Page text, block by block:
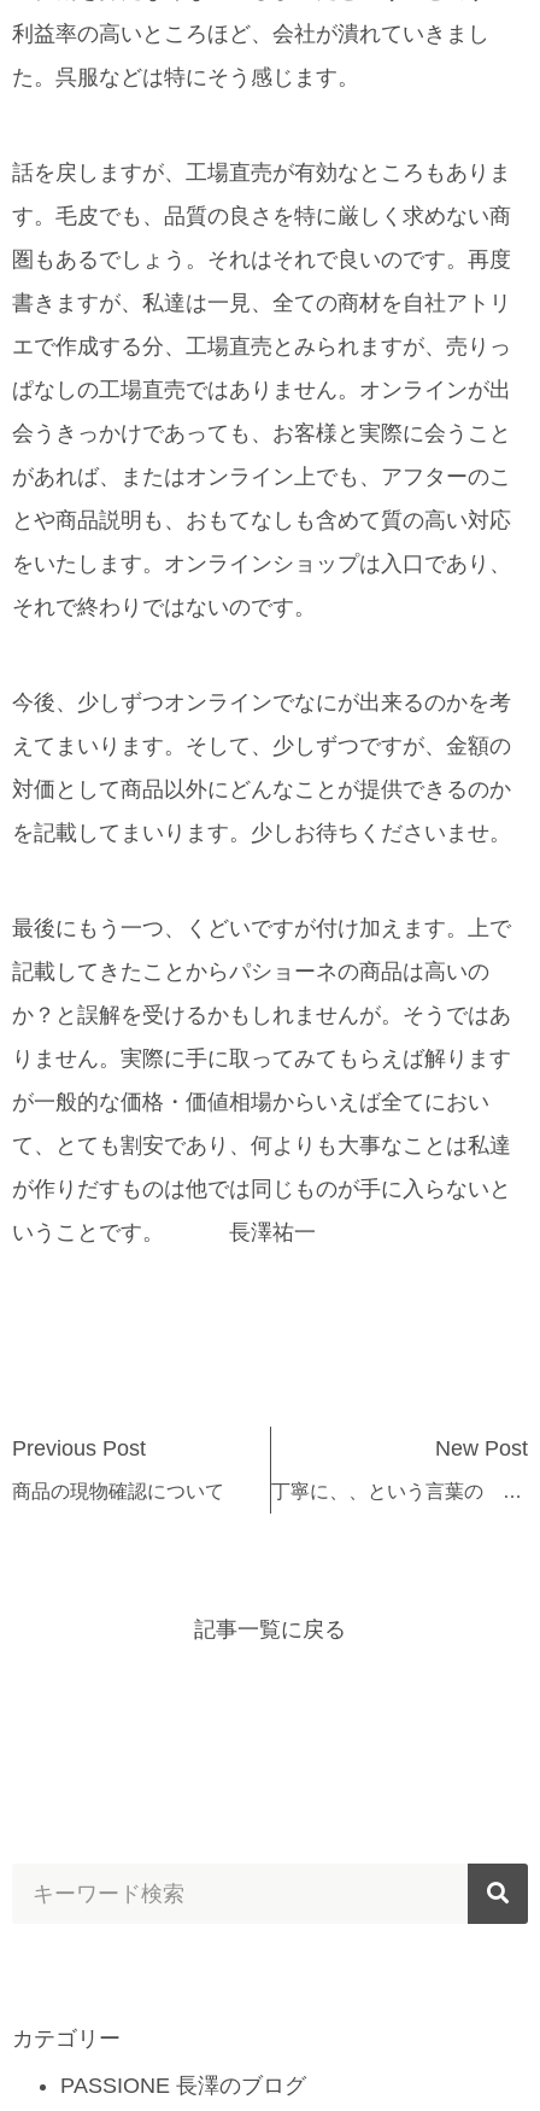
利益率の高いところほど、会社が潰れていきまし
た。呉服などは特にそう感じます。
話を戻しますが、工場直売が有効なところもありま
す。毛皮でも、品質の良さを特に厳しく求めない商
圏もあるでしょう。それはそれで良いのです。再度
書きますが、私達は一見、全ての商材を自社アトリ
エで作成する分、工場直売とみられますが、売りっ
ぱなしの工場直売ではありません。オンラインが出
会うきっかけであっても、お客様と実際に会うこと
があれば、またはオンライン上でも、アフターのこ
とや商品説明も、おもてなしも含めて質の高い対応
をいたします。オンラインショップは入口であり、
それで終わりではないのです。
今後、少しずつオンラインでなにが出来るのかを考
えてまいります。そして、少しずつですが、金額の
対価として商品以外にどんなことが提供できるのか
を記載してまいります。少しお待ちくださいませ。
最後にもう一つ、くどいですが付け加えます。上で
記載してきたことからパショーネの商品は高いの
か？と誤解を受けるかもしれませんが。そうではあ
りません。実際に手に取ってみてもらえば解ります
が一般的な価格・価値相場からいえば全てにおい
て、とても割安であり、何よりも大事なことは私達
が作りだすものは他では同じものが手に入らないと
いうことです。 長澤祐一
Previous Post
商品の現物確認について
New Post
丁寧に、、という言葉の 魅力 と 怖さ
記事一覧に戻る
カテゴリー
PASSIONE 長澤のブログ